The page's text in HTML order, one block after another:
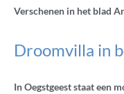
Verschenen in het blad
Droomvilla in
In Oegstgeest staat een